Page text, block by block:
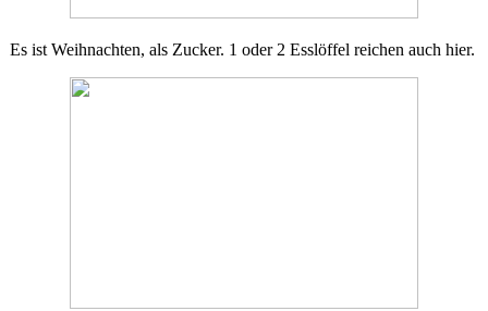
Es ist Weihnachten, als Zucker. 1 oder 2 Esslöffel reichen auch hier.